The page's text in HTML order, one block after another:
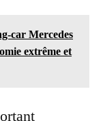
car Mercedes
extrême et